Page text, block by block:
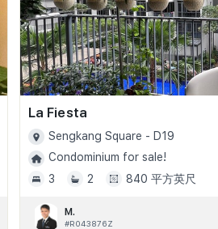
La Fiesta
Sengkang Square - D19
Condominium for sale!
3
2 840 平方英尺
M.
#R043876Z